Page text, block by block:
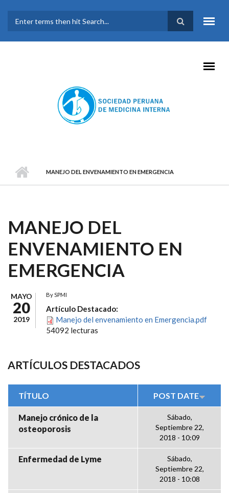
FORMULARIO DE
BÚSQUEDA
MANEJO DEL ENVENAMIENTO EN EMERGENCIA
MANEJO DEL
ENVENAMIENTO EN
EMERGENCIA
MAYO
20
2019
BySPMI
Artículo Destacado:
Manejo del envenamiento en Emergencia.pdf
54092 lecturas
ARTÍCULOS DESTACADOS
TÍTULO POST DATE
Manejo crónico de la
osteoporosis
Sábado,
Septiembre 22,
2018 - 10:09
Enfermedad de Lyme
Sábado,
Septiembre 22,
2018 - 10:08